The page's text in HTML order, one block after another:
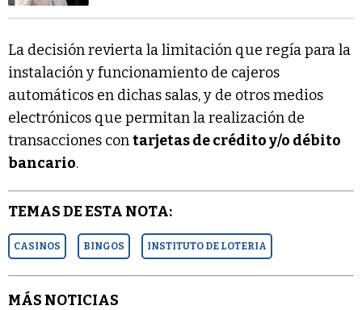
La decisión revierta la limitación que regía para la
instalación y funcionamiento de cajeros
automáticos en dichas salas, y de otros medios
electrónicos que permitan la realización de
transacciones contarjetas de crédito y/o débito
bancario.
TEMAS DE ESTA NOTA:
CASINOS BINGOS INSTITUTO DE LOTERIA
MÁS NOTICIAS